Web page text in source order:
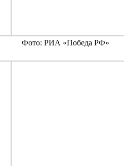
Фото: РИА «Победа РФ»